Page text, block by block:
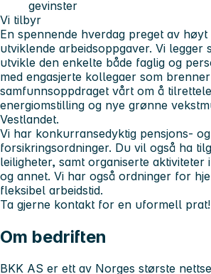
gevinster
Vi tilbyr
En spennende hverdag preget av
utviklende arbeidsoppgaver. Vi legger
utvikle den enkelte både faglig og
med engasjerte kollegaer som
samfunnsoppdraget vårt om å
energiomstilling og nye grønne
Vestlandet.
Vi har konkurransedyktig pensjons- og
forsikringsordninger. Du vil også ha
leiligheter, samt organiserte
og annet. Vi har også ordninger for
fleksibel arbeidstid.
Ta gjerne kontakt for en uformell prat!
Om bedriften
BKK AS er ett av Norges største